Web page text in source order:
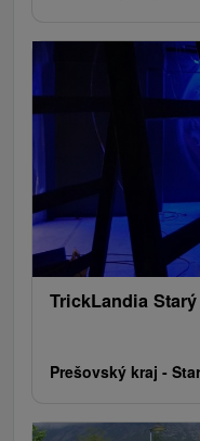
TrickLandia
Prešovský kraj -